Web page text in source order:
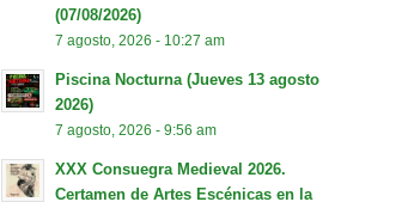
(07/08/2026)
7 agosto, 2026 - 10:27 am
Piscina Nocturna (Jueves 13 agosto
2026)
7 agosto, 2026 - 9:56 am
XXX Consuegra Medieval 2026.
Certamen de Artes Escénicas en la